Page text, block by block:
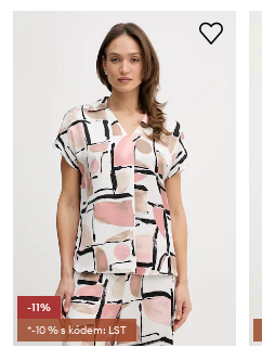
-11%
*-10 % s kódem: LST